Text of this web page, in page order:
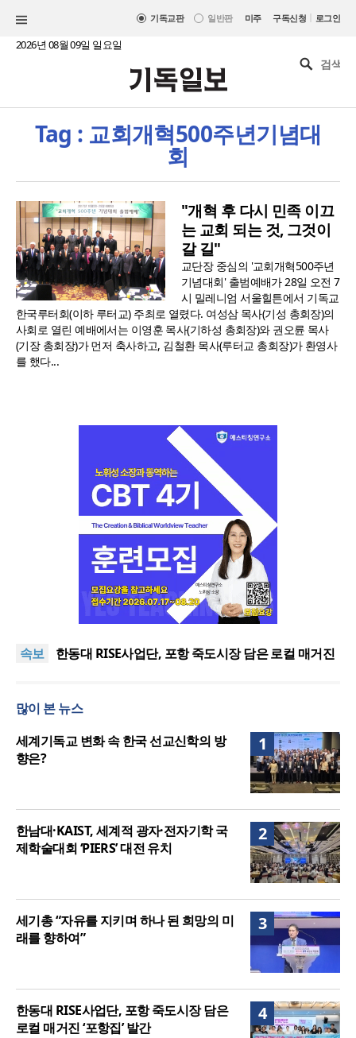
기독교판 일반판 미주 구독신청 | 로그인
2026년 08월 09일 일요일
Tag : 교회개혁500주년기념대
회
"개혁 후 다시 민족 이끄
는 교회 되는 것, 그것이
갈 길"
교단장 중심의 '교회개혁500주년
기념대회' 출범예배가 28일 오전 7
시 밀레니엄 서울힐튼에서 기독교
한국루터회(이하 루터교) 주최로 열렸다. 여성삼 목사(기성 총회장)의
사회로 열린 예배에서는 이영훈 목사(기하성 총회장)와 권오륜 목사
(기장 총회장)가 먼저 축사하고, 김철환 목사(루터교 총회장)가 환영사
를 했다...
속보
느헤미야 연합기도회, ‘왕의 기도’로 나라·한국교회·다
여”
한동대 RISE사업단, 포항 죽도시장 담은 로컬 매거진
느헤미야 연합기도회, ‘왕의 기도’로 나라·한국교회·다
세기총 “자유를 지키며 하나 된 희망의 미래를 향하
여”
많이 본 뉴스
1
세계기독교 변화 속 한국 선교신학의 방
향은?
2
한남대·KAIST, 세계적 광자·전자기학 국
제학술대회 ‘PIERS’ 대전 유치
3
세기총 “자유를 지키며 하나 된 희망의 미
래를 향하여”
4
한동대 RISE사업단, 포항 죽도시장 담은
로컬 매거진 ‘포항집’ 발간